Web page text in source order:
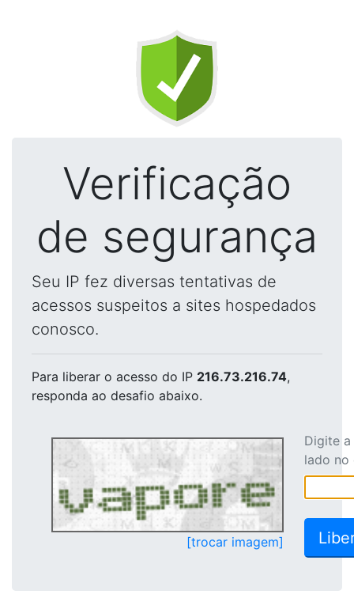
Verificação
de segurança
Seu IP fez diversas tentativas de
acessos suspeitos a sites hospedados
conosco.
Para liberar o acesso do IP 216.73.216.74,
responda ao desafio abaixo.
[trocar imagem]
Digite
lado no